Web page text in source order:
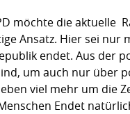
möchte die aktuelle
Ansatz. Hier sei nur
endet. Aus der
um auch nur über
viel mehr um die
Endet